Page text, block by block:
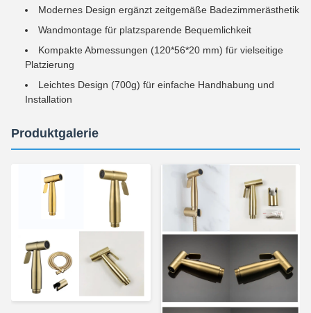
Modernes Design ergänzt zeitgemäße Badezimmerästhetik
Wandmontage für platzsparende Bequemlichkeit
Kompakte Abmessungen (120*56*20 mm) für vielseitige
Platzierung
Leichtes Design (700g) für einfache Handhabung und
Installation
Produktgalerie